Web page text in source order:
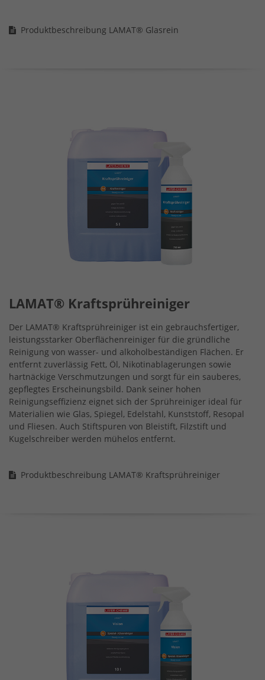
Produktbeschreibung LAMAT® Glasrein
LAMAT® Kraftsprühreiniger
Der LAMAT® Kraftsprühreiniger ist ein gebrauchsfertiger,
leistungsstarker Oberflächenreiniger für die gründliche
Reinigung von wasser- und alkoholbeständigen Flächen. Er
entfernt zuverlässig Fett, Öl, Nikotinablagerungen sowie
hartnäckige Verschmutzungen und sorgt für ein sauberes,
gepflegtes Erscheinungsbild. Dank seiner hohen
Reinigungseffizienz eignet sich der Sprühreiniger ideal für
Materialien wie Glas, Spiegel, Edelstahl, Kunststoff, Resopal
und Fliesen. Auch Stiftspuren von Bleistift, Filzstift und
Kugelschreiber werden mühelos entfernt.
Produktbeschreibung LAMAT® Kraftsprühreiniger